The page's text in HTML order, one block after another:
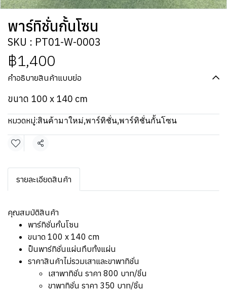
พาร์ทิชั่นกั้นโซน
SKU : PT01-W-0003
฿1,400
คำอธิบายสินค้าแบบย่อ
ขนาด 100 x 140 cm
หมวดหมู่:สินค้ามาใหม่,พาร์ทิชั่น,พาร์ทิชั่นกั้นโซน
แชร์
รายละเอียดสินค้า
คุณสมบัติสินค้า
พาร์ทิชั่นกั้นโซน
ขนาด 100 x 140 cm
ป็นพาร์ทิชั่นแผ่นทึบทั้งแผ่น
ราคาสินค้าไม่รวมเสาและขาพาทิชั่น
เสาพาทิชั่น ราคา 800 บาท/ชิ้น
ขาพาทิชั่น ราคา 350 บาท/ชิ้น